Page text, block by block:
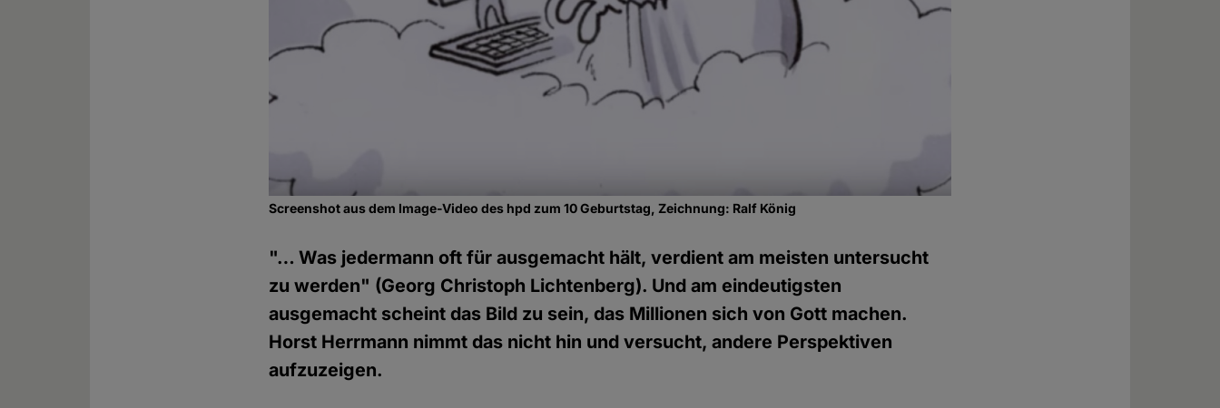
Screenshot aus dem Image-Video des hpd zum 10 Geburtstag, Zeichnung: Ralf König
"… Was jedermann oft für ausgemacht hält, verdient am meisten untersucht
zu werden" (Georg Christoph Lichtenberg). Und am eindeutigsten
ausgemacht scheint das Bild zu sein, das Millionen sich von Gott machen.
Horst Herrmann nimmt das nicht hin und versucht, andere Perspektiven
aufzuzeigen.